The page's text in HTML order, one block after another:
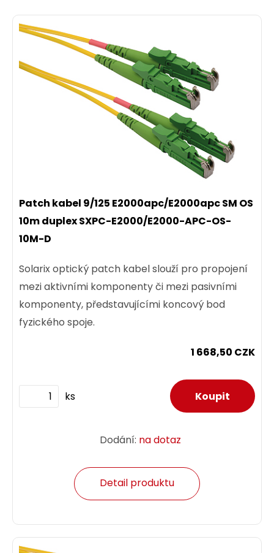
Patch kabel 9/125 E2000apc/E2000apc SM OS
10m duplex SXPC-E2000/E2000-APC-OS-
10M-D
Solarix optický patch kabel slouží pro propojení
mezi aktivními komponenty či mezi pasivními
komponenty, představujícími koncový bod
fyzického spoje.
1 668,50 CZK
ks
Dodání: na dotaz
Detail produktu